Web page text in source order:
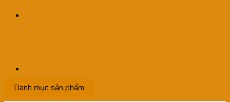
Danh mục sản phẩm